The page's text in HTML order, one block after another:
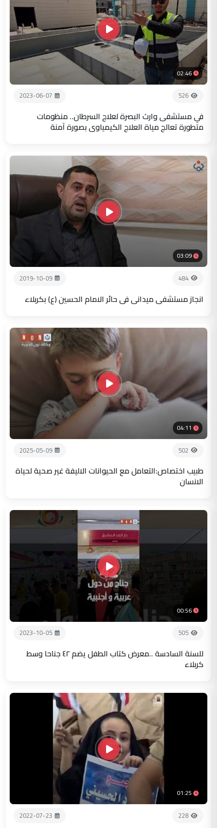
02:46
526
2023-06-07
في مستشفى وارث البصرة لعلاج السرطان.. منظومات
متطورة تعالج مياة العلاج الكيمياوي بصورة آمنة
03:09
484
2019-10-09
انجاز مستشفى ميداني في حائر الامام الحسين (ع) بكربلاء
04:11
502
2025-05-09
طبيب اختصاص:التعامل مع الحيوانات الاليفة غير صحية لحياة
الانسان
00:56
505
2023-10-05
للسنة السادسة ..معرض كتاب الطفل يضم ٤٢ جناحا وسط
كربلاء
01:25
228
2022-07-23